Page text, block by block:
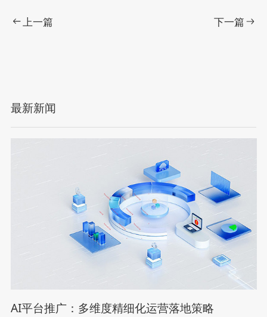
上一篇 下一篇
最新新闻
AI平台推广：多维度精细化运营落地策略